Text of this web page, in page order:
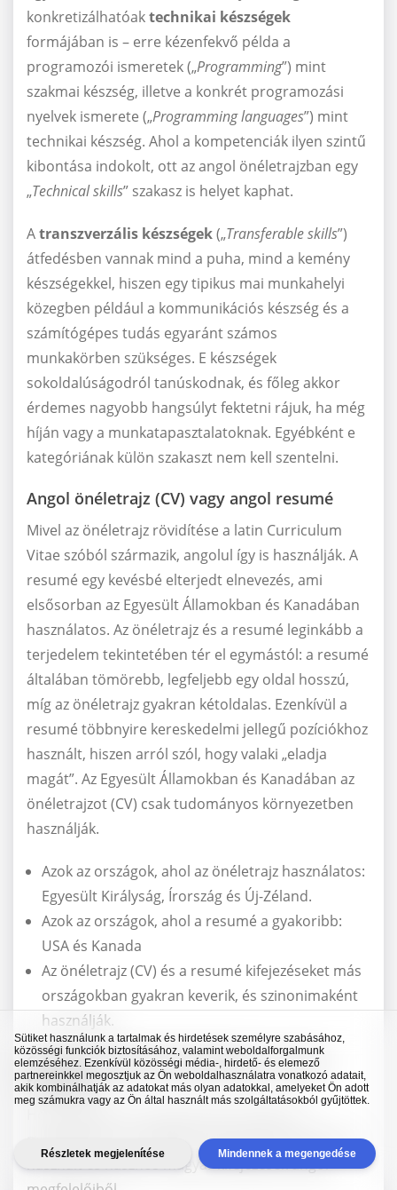
Sütiket használunk a tartalmak és hirdetések személyre szabásához,
közösségi funkciók biztosításához, valamint weboldalforgalmunk
elemzéséhez. Ezenkívül közösségi média-, hirdető- és elemező
partnereinkkel megosztjuk az Ön weboldalhasználatra vonatkozó adatait,
akik kombinálhatják az adatokat más olyan adatokkal, amelyeket Ön adott
meg számukra vagy az Ön által használt más szolgáltatásokból gyűjtöttek.
Részletek megjelenítése Mindennek a megengedése
konkretizálhatóaktechnikai készségek
formájában is – erre kézenfekvő példa a
programozói ismeretek („Programming”) mint
szakmai készség, illetve a konkrét programozási
nyelvek ismerete („Programming languages”) mint
technikai készség. Ahol a kompetenciák ilyen szintű
kibontása indokolt, ott az angol önéletrajzban egy
„Technical skills” szakasz is helyet kaphat.
Atranszverzális készségek(„Transferable skills”)
átfedésben vannak mind a puha, mind a kemény
készségekkel, hiszen egy tipikus mai munkahelyi
közegben például a kommunikációs készség és a
számítógépes tudás egyaránt számos
munkakörben szükséges. E készségek
sokoldalúságodról tanúskodnak, és főleg akkor
érdemes nagyobb hangsúlyt fektetni rájuk, ha még
híján vagy a munkatapasztalatoknak. Egyébként e
kategóriának külön szakaszt nem kell szentelni.
Angol önéletrajz (CV) vagy angol resumé
Mivel az önéletrajz rövidítése a latin Curriculum
Vitae szóból származik, angolul így is használják. A
resumé egy kevésbé elterjedt elnevezés, ami
elsősorban az Egyesült Államokban és Kanadában
használatos. Az önéletrajz és a resumé leginkább a
terjedelem tekintetében tér el egymástól: a resumé
általában tömörebb, legfeljebb egy oldal hosszú,
míg az önéletrajz gyakran kétoldalas. Ezenkívül a
resumé többnyire kereskedelmi jellegű pozíciókhoz
használt, hiszen arról szól, hogy valaki „eladja
magát”. Az Egyesült Államokban és Kanadában az
önéletrajzot (CV) csak tudományos környezetben
használják.
Azok az országok, ahol az önéletrajz használatos:
Egyesült Királyság, Írország és Új-Zéland.
Azok az országok, ahol a resumé a gyakoribb:
USA és Kanada
Az önéletrajz (CV) és a resumé kifejezéseket más
országokban gyakran keverik, és szinonimaként
használják.
Gyakran előforduló kifejezések, szavak
fordítása
megírásában, összeállítottunk egy listát a gyakran
használt és hasznos magyar kifejezések angol